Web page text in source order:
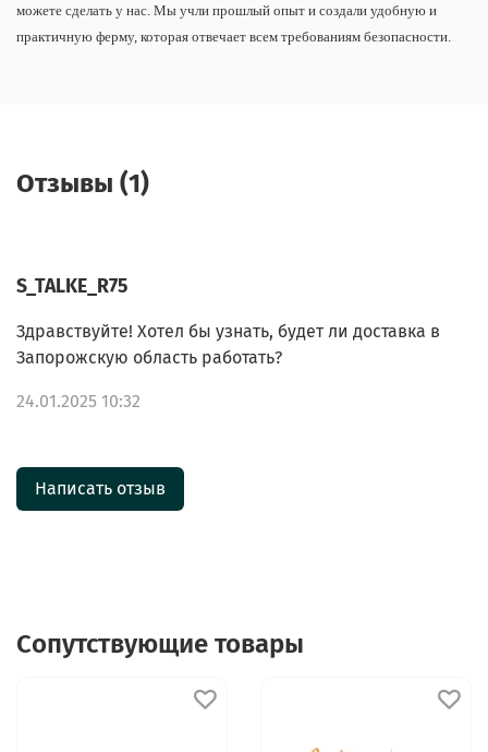
можете сделать у нас. Мы учли прошлый опыт и создали удобную и
практичную ферму, которая отвечает всем требованиям безопасности.
Отзывы (1)
S_TALKE_R75
Здравствуйте! Хотел бы узнать, будет ли доставка в
Запорожскую область работать?
24.01.2025 10:32
Написать отзыв
Сопутствующие товары